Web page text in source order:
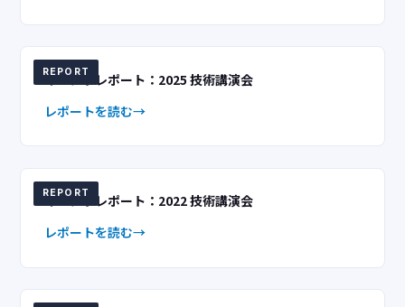
REPORT
イベントレポート：2025 技術講演会
レポートを読む
REPORT
イベントレポート：2022 技術講演会
レポートを読む